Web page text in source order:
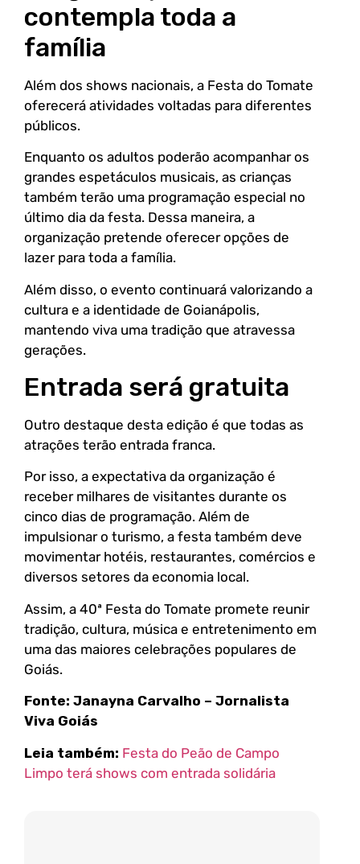
contempla toda a
família
Além dos shows nacionais, a Festa do Tomate
oferecerá atividades voltadas para diferentes
públicos.
Enquanto os adultos poderão acompanhar os
grandes espetáculos musicais, as crianças
também terão uma programação especial no
último dia da festa. Dessa maneira, a
organização pretende oferecer opções de
lazer para toda a família.
Além disso, o evento continuará valorizando a
cultura e a identidade de Goianápolis,
mantendo viva uma tradição que atravessa
gerações.
Entrada será gratuita
Outro destaque desta edição é que todas as
atrações terão entrada franca.
Por isso, a expectativa da organização é
receber milhares de visitantes durante os
cinco dias de programação. Além de
impulsionar o turismo, a festa também deve
movimentar hotéis, restaurantes, comércios e
diversos setores da economia local.
Assim, a 40ª Festa do Tomate promete reunir
tradição, cultura, música e entretenimento em
uma das maiores celebrações populares de
Goiás.
Fonte: Janayna Carvalho – Jornalista
Viva Goiás
Leia também: Festa do Peão de Campo
Limpo terá shows com entrada solidária